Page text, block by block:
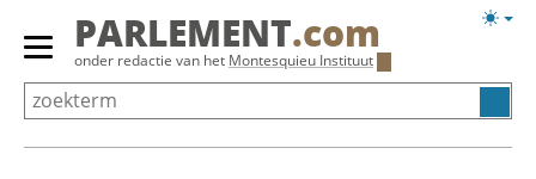
Overslaan
Primair
menu
tonen/verbergen
PARLEMENT.com
onder redactie van het Montesquieu Instituut